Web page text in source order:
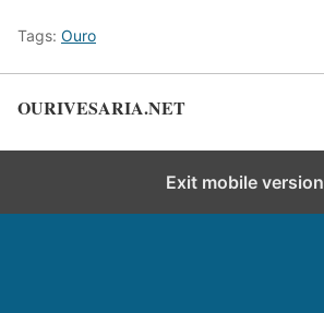
Tags: Ouro
OURIVESARIA.NET
Exit mobile version